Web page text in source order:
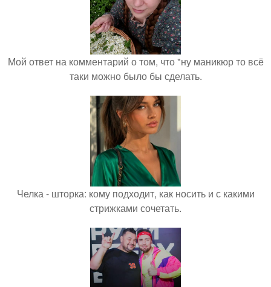
Мой ответ на комментарий о том, что "ну маникюр то всё
таки можно было бы сделать.
Челка - шторка: кому подходит, как носить и с какими
стрижками сочетать.